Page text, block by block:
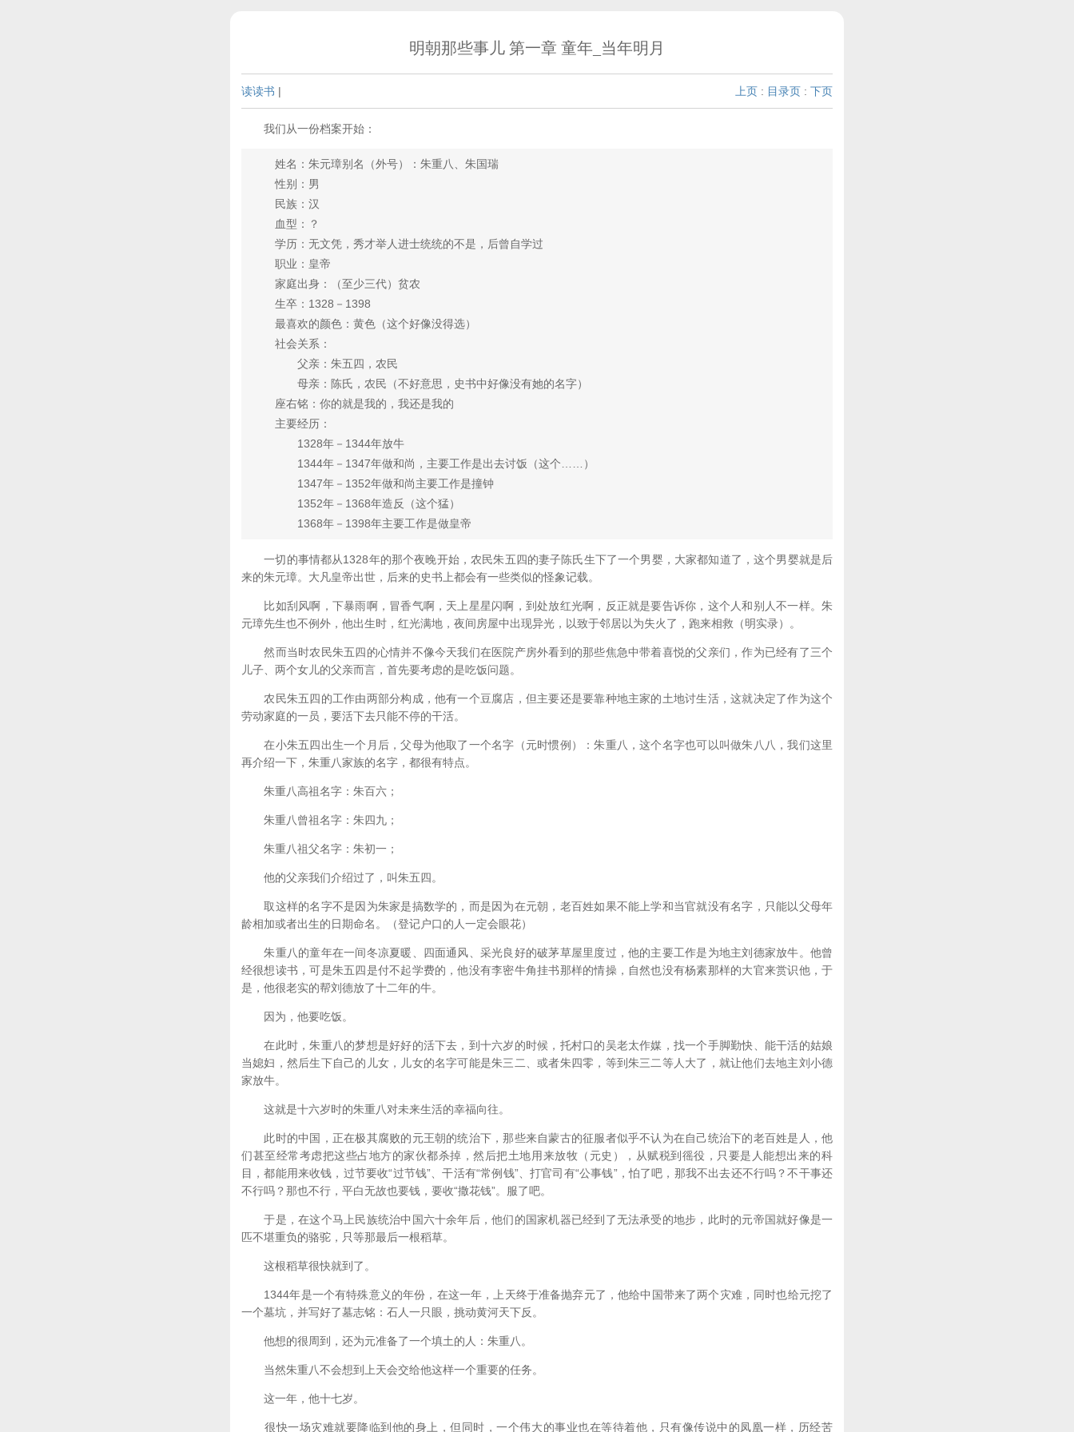
明朝那些事儿 第一章 童年_当年明月
读读书 | 上页 : 目录页 : 下页
我们从一份档案开始：
姓名：朱元璋别名（外号）：朱重八、朱国瑞
性别：男
民族：汉
血型：？
学历：无文凭，秀才举人进士统统的不是，后曾自学过
职业：皇帝
家庭出身：（至少三代）贫农
生卒：1328－1398
最喜欢的颜色：黄色（这个好像没得选）
社会关系：
父亲：朱五四，农民
母亲：陈氏，农民（不好意思，史书中好像没有她的名字）
座右铭：你的就是我的，我还是我的
主要经历：
1328年－1344年放牛
1344年－1347年做和尚，主要工作是出去讨饭（这个……）
1347年－1352年做和尚主要工作是撞钟
1352年－1368年造反（这个猛）
1368年－1398年主要工作是做皇帝
一切的事情都从1328年的那个夜晚开始，农民朱五四的妻子陈氏生下了一个男婴，大家都知道了，这个男婴就是后
来的朱元璋。大凡皇帝出世，后来的史书上都会有一些类似的怪象记载。
比如刮风啊，下暴雨啊，冒香气啊，天上星星闪啊，到处放红光啊，反正就是要告诉你，这个人和别人不一样。朱
元璋先生也不例外，他出生时，红光满地，夜间房屋中出现异光，以致于邻居以为失火了，跑来相救（明实录）。
然而当时农民朱五四的心情并不像今天我们在医院产房外看到的那些焦急中带着喜悦的父亲们，作为已经有了三个
儿子、两个女儿的父亲而言，首先要考虑的是吃饭问题。
农民朱五四的工作由两部分构成，他有一个豆腐店，但主要还是要靠种地主家的土地讨生活，这就决定了作为这个
劳动家庭的一员，要活下去只能不停的干活。
在小朱五四出生一个月后，父母为他取了一个名字（元时惯例）：朱重八，这个名字也可以叫做朱八八，我们这里
再介绍一下，朱重八家族的名字，都很有特点。
朱重八高祖名字：朱百六；
朱重八曾祖名字：朱四九；
朱重八祖父名字：朱初一；
他的父亲我们介绍过了，叫朱五四。
取这样的名字不是因为朱家是搞数学的，而是因为在元朝，老百姓如果不能上学和当官就没有名字，只能以父母年
龄相加或者出生的日期命名。（登记户口的人一定会眼花）
朱重八的童年在一间冬凉夏暖、四面通风、采光良好的破茅草屋里度过，他的主要工作是为地主刘德家放牛。他曾
经很想读书，可是朱五四是付不起学费的，他没有李密牛角挂书那样的情操，自然也没有杨素那样的大官来赏识他，于
是，他很老实的帮刘德放了十二年的牛。
因为，他要吃饭。
在此时，朱重八的梦想是好好的活下去，到十六岁的时候，托村口的吴老太作媒，找一个手脚勤快、能干活的姑娘
当媳妇，然后生下自己的儿女，儿女的名字可能是朱三二、或者朱四零，等到朱三二等人大了，就让他们去地主刘小德
家放牛。
这就是十六岁时的朱重八对未来生活的幸福向往。
此时的中国，正在极其腐败的元王朝的统治下，那些来自蒙古的征服者似乎不认为在自己统治下的老百姓是人，他
们甚至经常考虑把这些占地方的家伙都杀掉，然后把土地用来放牧（元史），从赋税到徭役，只要是人能想出来的科
目，都能用来收钱，过节要收“过节钱”、干活有“常例钱”、打官司有“公事钱”，怕了吧，那我不出去还不行吗？不干事还
不行吗？那也不行，平白无故也要钱，要收“撒花钱”。服了吧。
于是，在这个马上民族统治中国六十余年后，他们的国家机器已经到了无法承受的地步，此时的元帝国就好像是一
匹不堪重负的骆驼，只等那最后一根稻草。
这根稻草很快就到了。
1344年是一个有特殊意义的年份，在这一年，上天终于准备抛弃元了，他给中国带来了两个灾难，同时也给元挖了
一个墓坑，并写好了墓志铭：石人一只眼，挑动黄河天下反。
他想的很周到，还为元准备了一个填土的人：朱重八。
当然朱重八不会想到上天会交给他这样一个重要的任务。
这一年，他十七岁。
很快一场灾难就要降临到他的身上，但同时，一个伟大的事业也在等待着他，只有像传说中的凤凰一样，历经苦